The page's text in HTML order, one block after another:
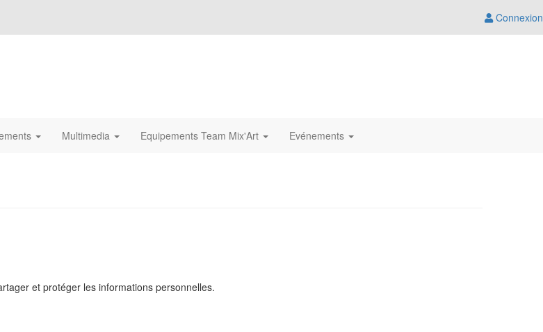
Connexion
Multimedia Equipements Team Mix'Art Evénements
et protéger les informations personnelles.